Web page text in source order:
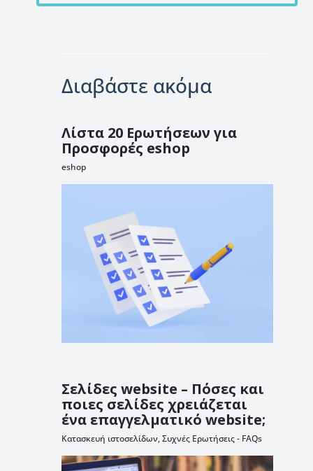
Διαβάστε ακόμα
Λίστα 20 Ερωτήσεων για
Προσφορές eshop
eshop
Σελίδες website – Πόσες και
ποιες σελίδες χρειάζεται
ένα επαγγελματικό website;
Κατασκευή ιστοσελίδων,Συχνές Ερωτήσεις - FAQs